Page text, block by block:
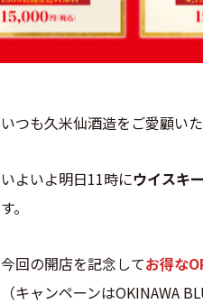
いつも久米仙酒造をご愛顧い
いよいよ明日11時にウイスキ
す。
今回の開店を記念してお得な
（キャンペーンはOKINAWA